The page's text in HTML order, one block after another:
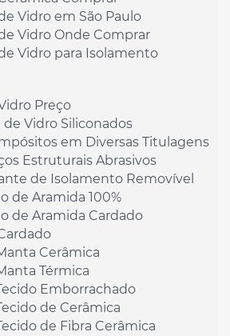
Vidro em São Paulo
Vidro Onde Comprar
Vidro para Isolamento
Preço
de Vidro Siliconados
em Diversas Titulagens
Estruturais Abrasivos
de Isolamento Removível
de Aramida 100%
de Aramida Cardado
Cerâmica
Térmica
Emborrachado
de Cerâmica
de Fibra Cerâmica